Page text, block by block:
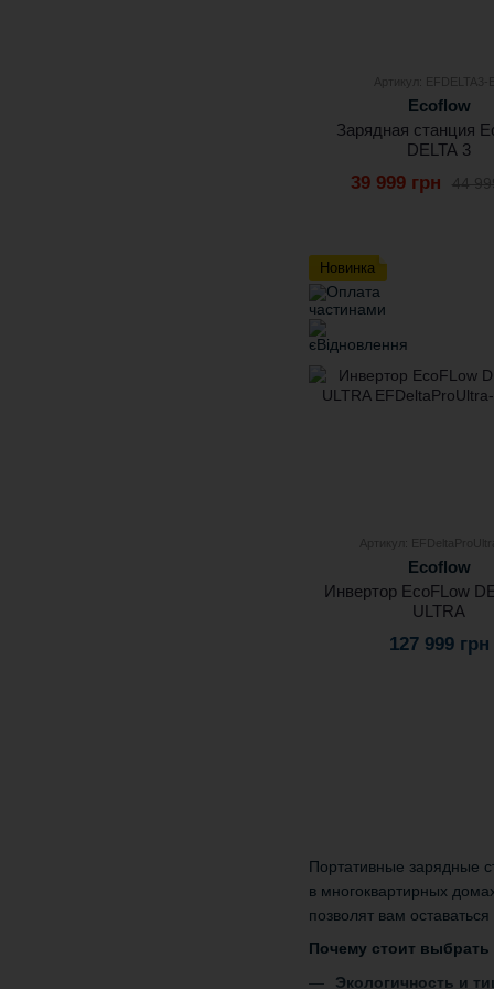
Портативные зарядные
в многоквартирных
позволят вам
Почему стоит
Экологичность и
Ecoflow
Зарядная станция
DELTA 3
39 999 грн
Новинка
Артикул:
Ecoflow
Инвертор EcoFLow
ULTRA
127 999 грн